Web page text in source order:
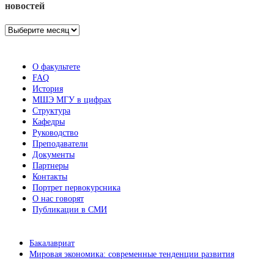
новостей
Архив
О факультете
FAQ
История
МШЭ МГУ в цифрах
Структура
Кафедры
Руководство
Преподаватели
Документы
Партнеры
Контакты
Портрет первокурсника
О нас говорят
Публикации в СМИ
Бакалавриат
Мировая экономика: современные тенденции развития